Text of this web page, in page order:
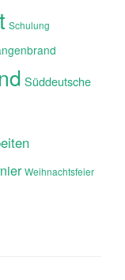
Schulung
Süddeutsche
Weihnachtsfeier